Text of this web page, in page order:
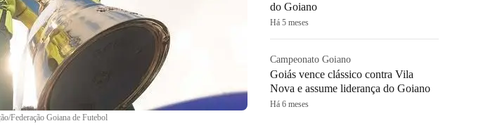
Federação Goiana de Futebol
do Goiano
Há 5 meses
Campeonato Goiano
Goiás vence clássico contra Vila
Nova e assume liderança do Goiano
Há 6 meses